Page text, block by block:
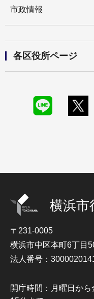
市政情報
各区役所ページ
横浜市
〒231-0005
横浜市中区本町6丁目
法人番号：
開庁時間：月曜日か